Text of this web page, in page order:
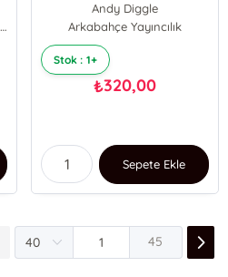
MARMARA ÇİZGİ YAYIN DAĞITIM
Andy Diggle
Arkabahçe Yayıncılık
Stok : 1+
₺320,00
Sepete Ekle
45